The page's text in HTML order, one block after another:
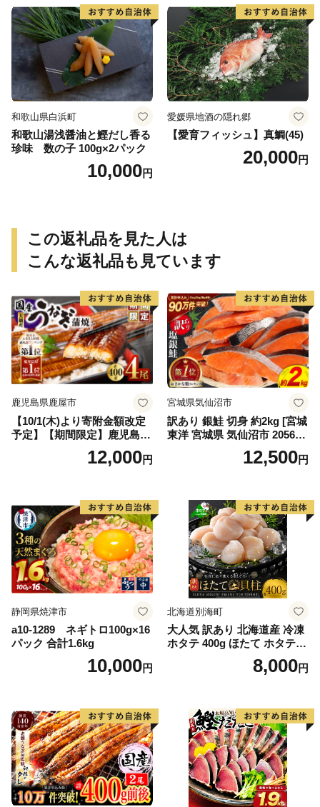
取り寄せグルメ 魚醤 ナンプ
ラー 愛知県 小牧市 冷凍 送料
無料
和歌山県白浜町
和歌山湯浅醤油と鰹だし香る
珍味 数の子 100g×2パック
10,000円
愛媛県地酒の隠れ郷
【愛育フィッシュ】真鯛(45)
20,000円
この返礼品を見た人は
こんな返礼品も見ています
鹿児島県鹿屋市
【10/1(木)より寄附金額改定
予定】【期間限定】鹿児島県
大隅産うなぎ蒲焼4尾（400
g） KN007-02312,000円
宮城県気仙沼市
訳あり 銀鮭 切身 約2kg [宮城
東洋 宮城県 気仙沼市 205649
91] 鮭 魚介類 海鮮 訳アリ 規
格外 不揃い さけ サケ 鮭切身
切り身 魚 わけあり
12,500円
静岡県焼津市
a10-1289 ネギトロ100g×16
パック 合計1.6kg
10,000円
北海道別海町
大人気 訳あり 北海道産 冷凍
ホタテ 400g ほたて ホタテ
8,000円